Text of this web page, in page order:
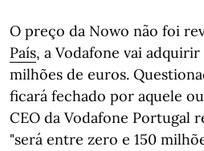
O preço da Nowo não foi
País, a Vodafone vai
milhões de euros.
ficará fechado por aquele
CEO da Vodafone Portugal
"será entre zero e 150